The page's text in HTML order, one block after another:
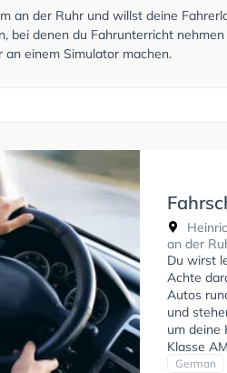
an der Ruhr und willst deine
bei denen du Fahrunterricht
an einem Simulator machen.
an der
Du wirst
Achte
Autos
und
um deine
Klasse
C,
German